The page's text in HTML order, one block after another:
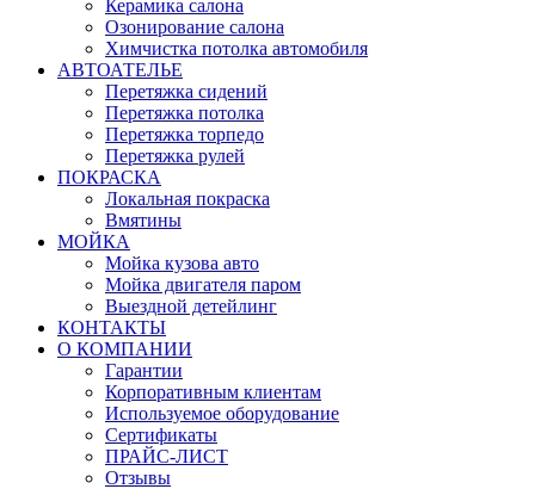
Керамика салона
Озонирование салона
Химчистка потолка автомобиля
АВТОАТЕЛЬЕ
Перетяжка сидений
Перетяжка потолка
Перетяжка торпедо
Перетяжка рулей
ПОКРАСКА
Локальная покраска
Вмятины
МОЙКА
Мойка кузова авто
Мойка двигателя паром
Выездной детейлинг
КОНТАКТЫ
О КОМПАНИИ
Гарантии
Корпоративным клиентам
Используемое оборудование
Сертификаты
ПРАЙС-ЛИСТ
Отзывы